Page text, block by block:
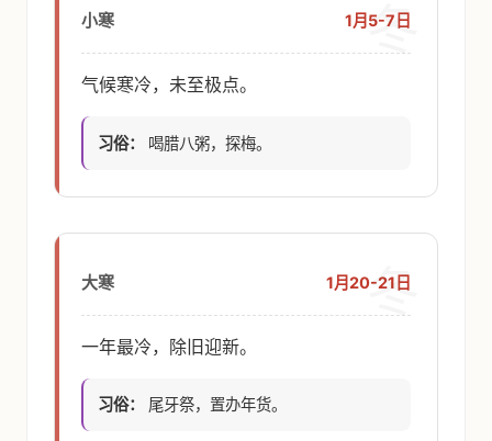
冬
小寒 1月5-7日
气候寒冷，未至极点。
习俗： 喝腊八粥，探梅。
冬
大寒 1月20-21日
一年最冷，除旧迎新。
习俗： 尾牙祭，置办年货。